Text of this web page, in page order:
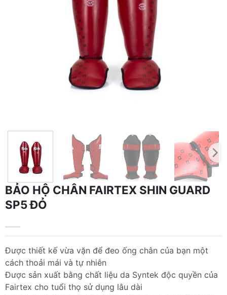
BẢO HỘ CHÂN FAIRTEX SHIN GUARD
SP5 ĐỎ
Được thiết kế vừa vặn để đeo ống chân của bạn một
cách thoải mái và tự nhiên
Được sản xuất bằng chất liệu da Syntek độc quyền của
Fairtex cho tuổi thọ sử dụng lâu dài